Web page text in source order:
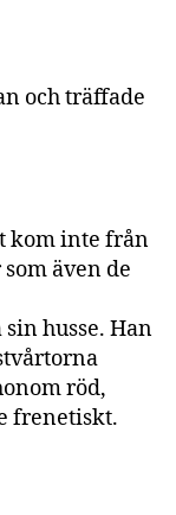
och träffade
kom inte från
även de
husse. Han
röd,
frenetiskt.